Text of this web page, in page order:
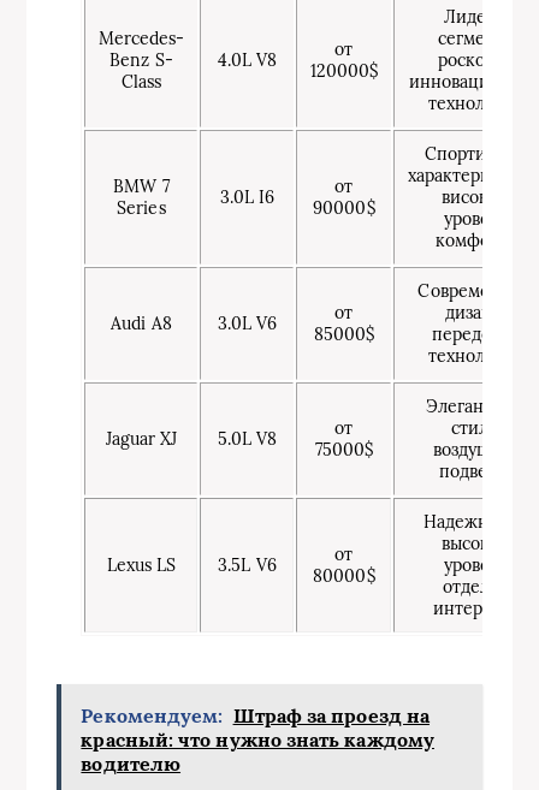
Mercedes-
Benz S-
Class
4.0L V8
от
120000$
Лидер в
сегменте
роскоши,
технологии
BMW 7
Series
3.0L I6
от
90000$
Спортивные
високий
уровень
комфорта
Audi A8 3.0L V6
от
85000$
Современный
дизайн,
передовые
технологии
Jaguar XJ 5.0L V8
от
75000$
Элегантный
стиль,
воздушная
подвеска
Lexus LS 3.5L V6
от
80000$
Надежность,
высокий
уровень
отделки
интерьера
Рекомендуем: Штраф за проезд на
красный: что нужно знать каждому
водителю